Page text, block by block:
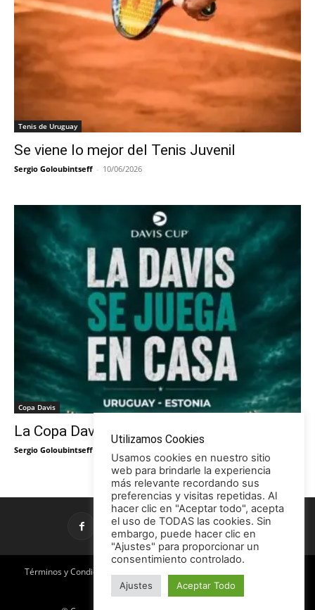
Tenis de Uruguay
Se viene lo mejor del Tenis Juvenil
Sergio Goloubintseff - 10/06/2026
Copa Davis
La Copa Davis vuelve al Círculo
Sergio Goloubintseff
Términos y Condiciones
Publicidad en TCE
Licencia CC
Utilizamos Cookies
Usamos cookies en nuestro sitio
web para brindarle la experiencia
más relevante recordando sus
preferencias y visitas repetidas. Al
hacer clic en "Aceptar todo", acepta
el uso de TODAS las cookies. Sin
embargo, puede hacer clic en
"Ajustes" para proporcionar un
consentimiento controlado.
Ajustes Aceptar Todo